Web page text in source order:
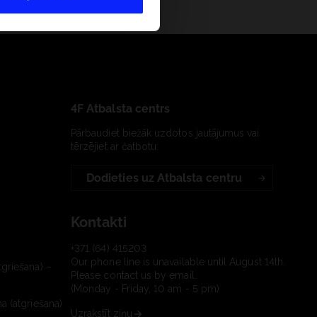
–
(atgriešana)
4F Atbalsta centrs
Pārbaudiet biežāk uzdotos jautājumus vai
tērzējiet ar čatbotu:
Dodieties uz Atbalsta centru
Kontakti
+371 (64) 415203
Our phone line is unavailable until August 14th.
Please contact us by email.
(Monday - Friday, 10 am - 5 pm)
Uzrakstīt ziņu